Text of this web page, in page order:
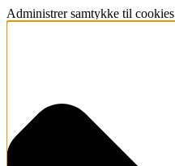
Administrer samtykke til cookies